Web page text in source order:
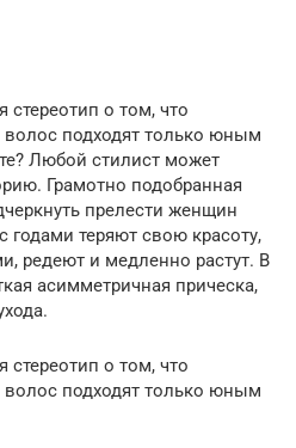
о том, что
подходят только юным
Любой стилист может
Грамотно подобранная
прелести женщин
годами теряют свою красоту,
редеют и медленно растут. В
асимметричная прическа,
о том, что
подходят только юным